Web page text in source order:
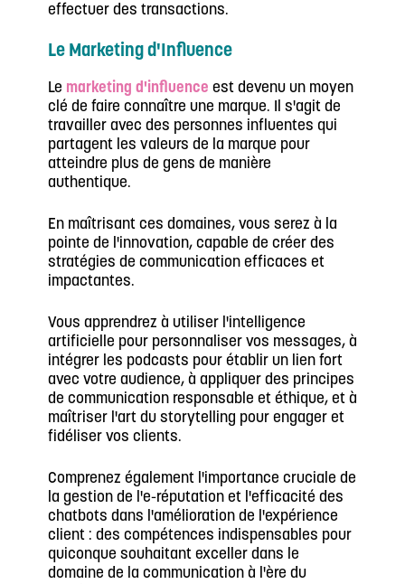
effectuer des transactions.
Le Marketing d'Influence
Le marketing d'influence est devenu un moyen
clé de faire connaître une marque. Il s'agit de
travailler avec des personnes influentes qui
partagent les valeurs de la marque pour
atteindre plus de gens de manière
authentique.
En maîtrisant ces domaines, vous serez à la
pointe de l'innovation, capable de créer des
stratégies de communication efficaces et
impactantes.
Vous apprendrez à utiliser l'intelligence
artificielle pour personnaliser vos messages, à
intégrer les podcasts pour établir un lien fort
avec votre audience, à appliquer des principes
de communication responsable et éthique, et à
maîtriser l'art du storytelling pour engager et
fidéliser vos clients.
Comprenez également l'importance cruciale de
la gestion de l'e-réputation et l'efficacité des
chatbots dans l'amélioration de l'expérience
client : des compétences indispensables pour
quiconque souhaitant exceller dans le
domaine de la communication à l'ère du